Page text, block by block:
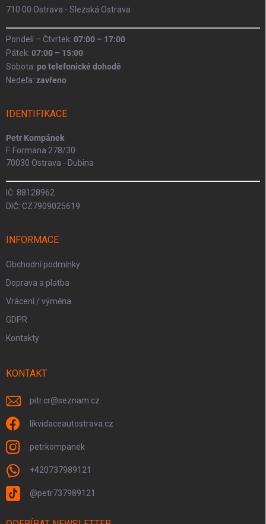
710 00 Ostrava - Slezská Ostrava
Pondelí – Čtvrtek: 07:00 – 17:00
Pátek: 07:00 – 15:00
Sobota: po telefonické dohodě
Nedeľa: zavřeno
IDENTIFIKACE
Petr Kompánek
F. Formana 278/30
70030 Ostrava - Dubina
IČ: 88128962
DIČ: CZ7909025619
INFORMACE
Obchodní podmínky
Doprava a platba
Vrácení / výměna
GDPR
Kontakty
KONTAKT
pitr.cr@seznam.cz
likvidaceautostrava.cz
petrkompanek
+420737989121
@petr737989121